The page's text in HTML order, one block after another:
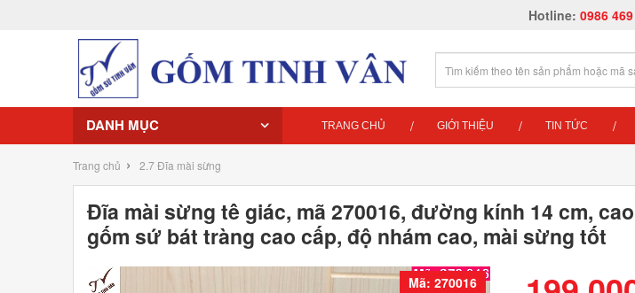
Hotline: 0986
DANH MỤC TRANG CHỦ GIỚI THIỆU TIN TỨC
Trang chủ › 2.7 Đĩa mài sừng
Đĩa mài sừng tê giác, mã 270016, đường kính 14 cm,
gốm sứ bát tràng cao cấp, độ nhám cao, mài sừng tốt
Mã: 270016